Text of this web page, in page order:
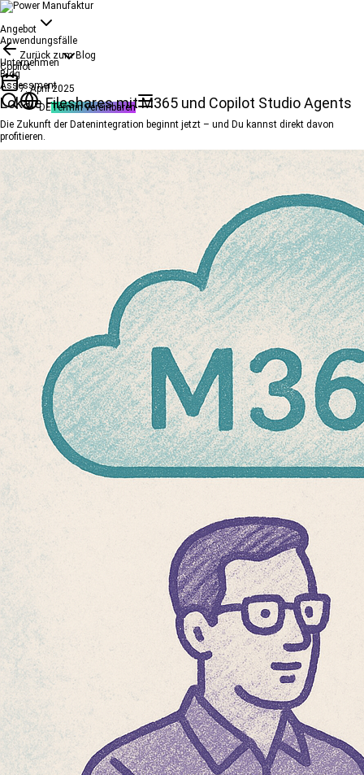
Angebot
Anwendungsfälle
Unternehmen
Blog
Assessment
DETermin vereinbaren
Zurück zum Blog
Copilot
7. April 2025
Lokale Fileshares mit M365 und Copilot Studio Agents
Die Zukunft der Datenintegration beginnt jetzt – und Du kannst direkt davon
profitieren.